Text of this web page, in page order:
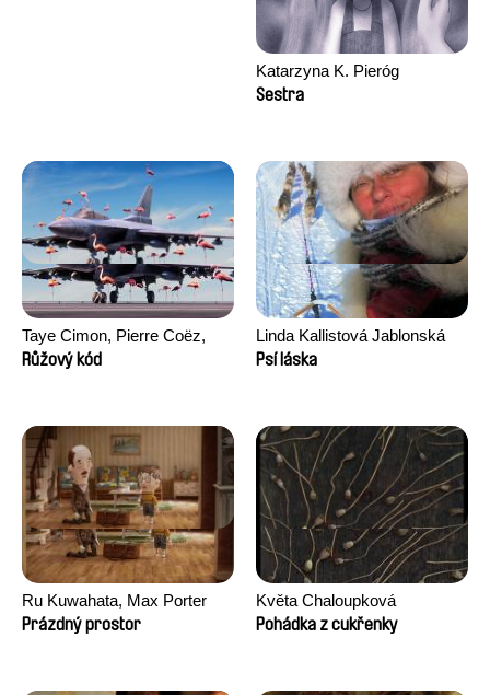
Katarzyna K. Pieróg
Sestra
Taye Cimon, Pierre Coëz,
Julie Groux, Sandra Leydier,
Růžový kód
Linda Kallistová Jablonská
Psí láska
Ru Kuwahata, Max Porter
Prázdný prostor
Květa Chaloupková
(Přibylová)
Pohádka z cukřenky